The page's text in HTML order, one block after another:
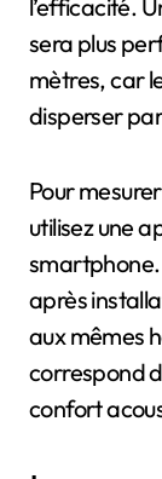
l’efficacité.
sera plus
mètres, car
disperser
Pour
utilisez une
smartphone.
après
aux mêmes
correspond
confort